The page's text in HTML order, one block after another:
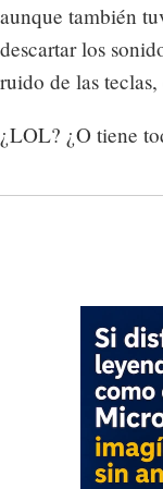
aunque también
descartar los
ruido de las teclas,
¿LOL? ¿O tiene